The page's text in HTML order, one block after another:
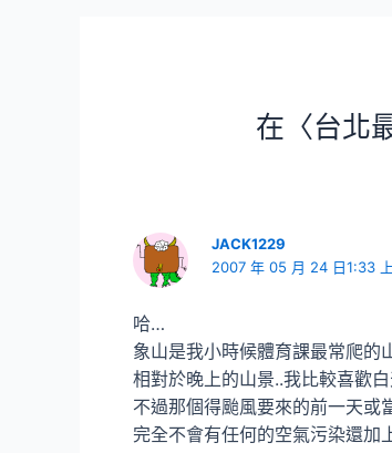
在〈台北
JACK1229
2007 年 05 月 24 日1:33
哈…
象山是我小時候體育課最常爬的
相對於晚上的山景..我比較喜歡
不過那個得颱風要來的前一天或
完全不會有任何的空氣污染還加